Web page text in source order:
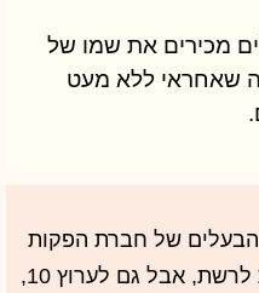
מכירים את שמו של
שאחראי ללא מעט
הבעלים של חברת הפקות
שמפיקה תוכניות רבות לרשת, אבל גם לערוץ 10,